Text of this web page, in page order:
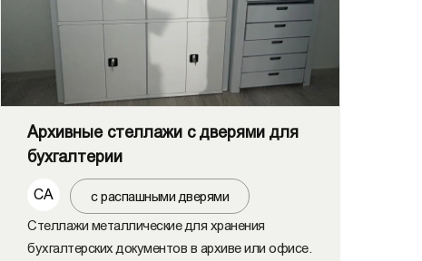
Архивные стеллажи с дверями для
бухгалтерии
СА
с распашными дверями
Стеллажи металлические для хранения
бухгалтерских документов в архиве или офисе.